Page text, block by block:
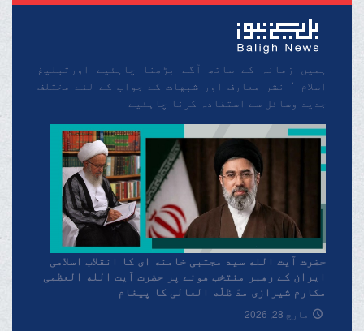
ہمیں زمانہ کے ساتھ آگے بڑھنا چاہئیے اورتبلیغ
اسلام ٬ نشر معارف اور شبهات کے جواب کے لئے مختلف
جدید وسائل سے استفادہ کرنا چاہئیے
حضرت آیت الله سید مجتبی خامنه ای کا انقلاب اسلامی
ایران کے رهبر منتخب هونے پر حضرت آیت الله العظمی
مکارم شیرازی مدّ ظلّه العالی کا پیغام
مارچ 28, 2026